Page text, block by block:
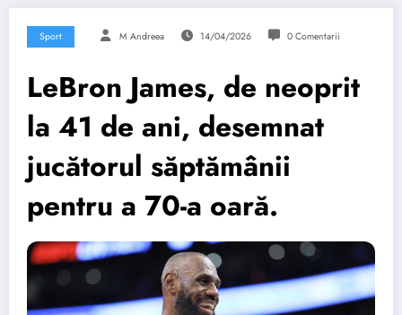
Sport M Andreea 14/04/2026 0 Comentarii
LeBron James, de neoprit
la 41 de ani, desemnat
jucătorul săptămânii
pentru a 70-a oară.